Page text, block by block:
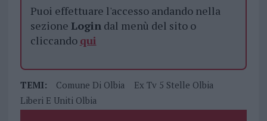
Puoi effettuare l'accesso andando nella
sezione Logindal menù del sito o
cliccando qui
TEMI: Comune Di Olbia
Ex Tv 5 Stelle Olbia
Liberi E Uniti Olbia